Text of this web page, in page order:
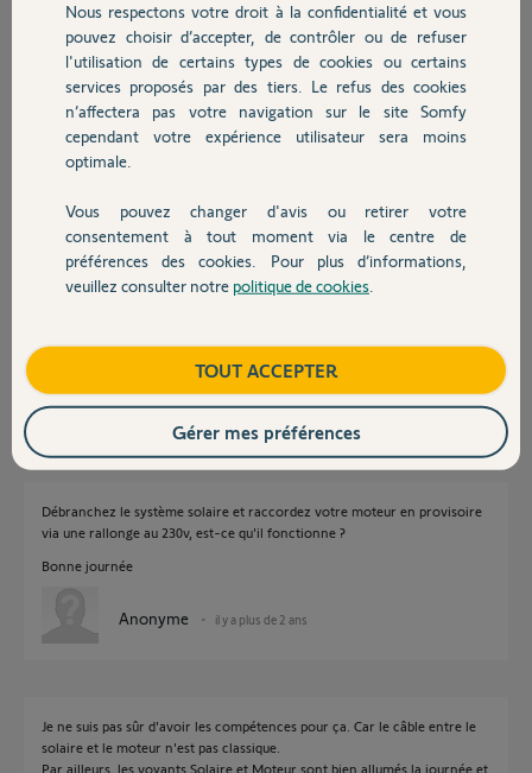
Chauffage
Autres produits
Devis avec un pro
Contact
Quand j'ouvre le boitier du portail, et que j'appuie sur le bouton
"Power", le voyant du bouton Power s'allume ainsi que le le voyant
"30s", en fixe. Mais toujours rien ne se passe, quelque soit la
manipulation que je peux tenter.
Avez-vous une solution ?
Merci à vous,
Blaise B.
Participer au fil de discussion
Réponses
Débranchez le système solaire et raccordez votre moteur en provisoire
via une rallonge au 230v, est-ce qu'il fonctionne ?
Bonne journée
Anonyme il y a plus de 2 ans
Je ne suis pas sûr d'avoir les compétences pour ça. Car le câble entre le
solaire et le moteur n'est pas classique.
Par ailleurs, les voyants Solaire et Moteur sont bien allumés la journée et
Nous respectons votre droit à la confidentialité et vous
pouvez choisir d’accepter, de contrôler ou de refuser
l'utilisation de certains types de cookies ou certains
services proposés par des tiers. Le refus des cookies
n’affectera pas votre navigation sur le site Somfy
cependant votre expérience utilisateur sera moins
optimale.
Vous pouvez changer d'avis ou retirer votre
consentement à tout moment via le centre de
préférences des cookies. Pour plus d’informations,
veuillez consulter notre politique de cookies
TOUT ACCEPTER
Gérer mes préférences